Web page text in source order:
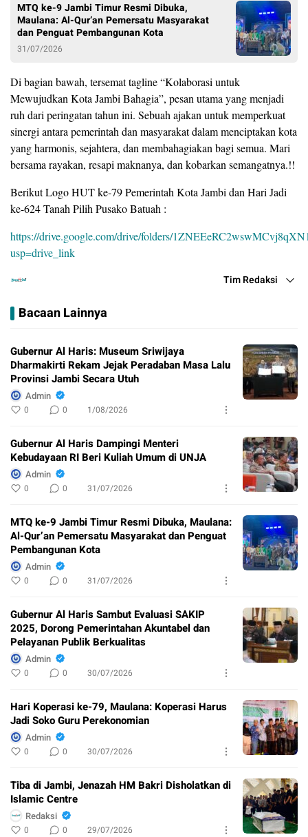
MTQ ke-9 Jambi Timur Resmi Dibuka,
Maulana: Al-Qur’an Pemersatu Masyarakat
dan Penguat Pembangunan Kota
31/07/2026
Di bagian bawah, tersemat tagline “Kolaborasi untuk
Mewujudkan Kota Jambi Bahagia”, pesan utama yang menjadi
ruh dari peringatan tahun ini. Sebuah ajakan untuk memperkuat
sinergi antara pemerintah dan masyarakat dalam menciptakan kota
yang harmonis, sejahtera, dan membahagiakan bagi semua. Mari
bersama rayakan, resapi maknanya, dan kobarkan semangatnya.!!
Berikut Logo HUT ke-79 Pemerintah Kota Jambi dan Hari Jadi
ke-624 Tanah Pilih Pusako Batuah :
https://drive.google.com/drive/folders/
usp=drive_link
Tim Redaksi
Bacaan Lainnya
Gubernur Al Haris: Museum Sriwijaya
Dharmakirti Rekam Jejak Peradaban Masa Lalu
Provinsi Jambi Secara Utuh
Admin
0 0 1/08/2026
Gubernur Al Haris Dampingi Menteri
Kebudayaan RI Beri Kuliah Umum di UNJA
Admin
0 0 31/07/2026
MTQ ke-9 Jambi Timur Resmi Dibuka, Maulana:
Al-Qur’an Pemersatu Masyarakat dan Penguat
Pembangunan Kota
Admin
0 0 31/07/2026
Gubernur Al Haris Sambut Evaluasi SAKIP
2025, Dorong Pemerintahan Akuntabel dan
Pelayanan Publik Berkualitas
Admin
0 0 30/07/2026
Hari Koperasi ke-79, Maulana: Koperasi Harus
Jadi Soko Guru Perekonomian
Admin
0 0 30/07/2026
Tiba di Jambi, Jenazah HM Bakri Disholatkan di
Islamic Centre
Redaksi
0 0 29/07/2026